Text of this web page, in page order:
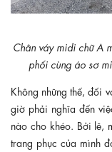
Chân váy midi chữ A
phối cùng áo sơ
Không những thế, đối
giờ phải nghĩa đến
nào cho khéo. Bởi lẽ,
trang phục của mình